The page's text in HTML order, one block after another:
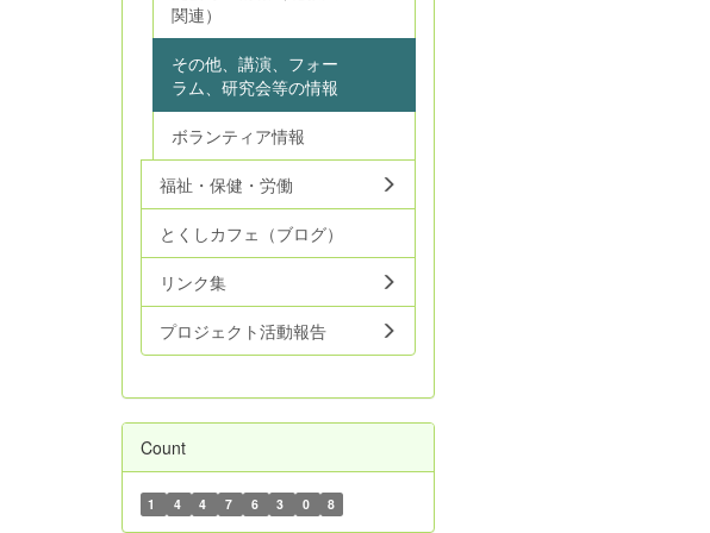
関連）
その他、講演、フォー
ラム、研究会等の情報
ボランティア情報
福祉・保健・労働
とくしカフェ（ブログ）
リンク集
プロジェクト活動報告
Count
1 4 4 7 6 3 0 8